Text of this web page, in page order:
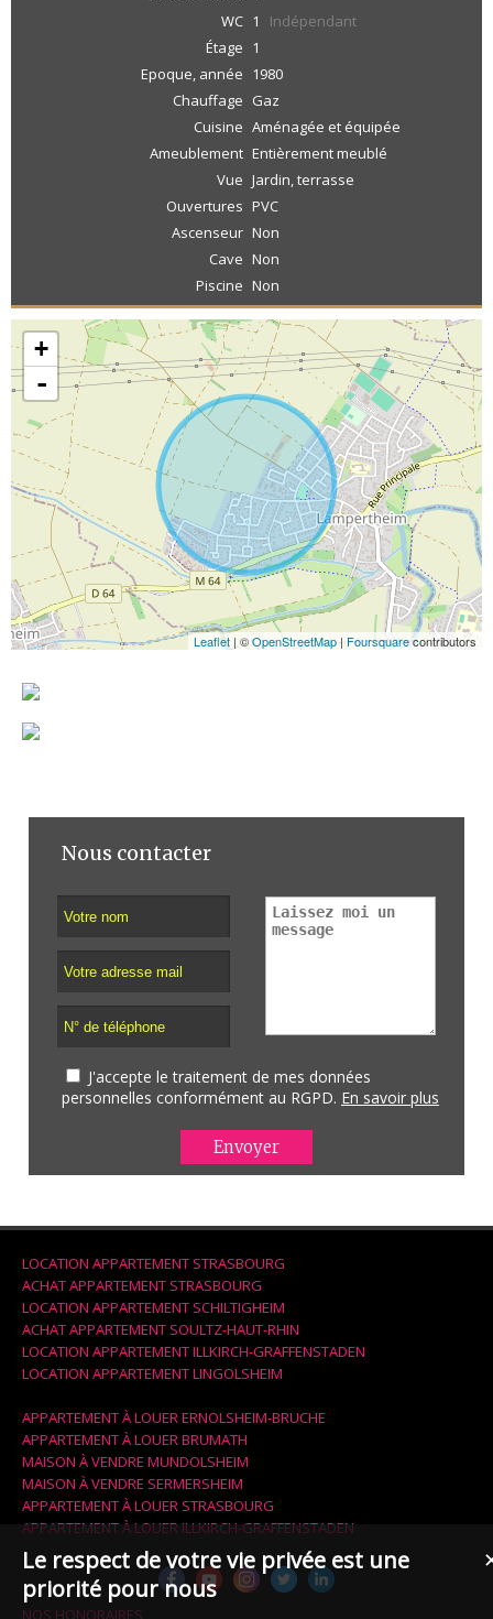
WC 1 Indépendant
Étage 1
Epoque, année 1980
Chauffage Gaz
Cuisine Aménagée et équipée
Ameublement Entièrement meublé
Vue Jardin, terrasse
Ouvertures PVC
Ascenseur Non
Cave Non
Piscine Non
+
-
Leaflet | ©OpenStreetMap| Foursquarecontributors
Nous contacter
J'accepte le traitement de mes données
personnelles conformément au RGPD. En savoir plus
LOCATION APPARTEMENT STRASBOURG
ACHAT APPARTEMENT STRASBOURG
LOCATION APPARTEMENT SCHILTIGHEIM
ACHAT APPARTEMENT SOULTZ-HAUT-RHIN
LOCATION APPARTEMENT ILLKIRCH-GRAFFENSTADEN
LOCATION APPARTEMENT LINGOLSHEIM
APPARTEMENT À LOUER ERNOLSHEIM-BRUCHE
APPARTEMENT À LOUER BRUMATH
MAISON À VENDRE MUNDOLSHEIM
MAISON À VENDRE SERMERSHEIM
APPARTEMENT À LOUER STRASBOURG
APPARTEMENT À LOUER ILLKIRCH-GRAFFENSTADEN
NOS HONORAIRES
Le respect de votre vie privée est une
priorité pour nous